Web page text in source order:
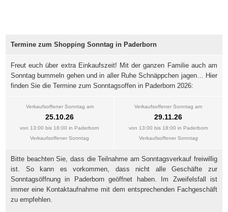
Termine zum Shopping Sonntag in Paderborn
Freut euch über extra Einkaufszeit! Mit der ganzen Familie auch am
Sonntag bummeln gehen und in aller Ruhe Schnäppchen jagen… Hier
finden Sie die Termine zum Sonntagsoffen in Paderborn 2026:
Verkaufsoffener Sonntag am
25.10.26
von 13:00 bis 18:00 in Paderborn
Verkaufsoffener Sonntag
Verkaufsoffener Sonntag am
29.11.26
von 13:00 bis 18:00 in Paderborn
Verkaufsoffener Sonntag
Bitte beachten Sie, dass die Teilnahme am Sonntagsverkauf freiwillig
ist. So kann es vorkommen, dass nicht alle Geschäfte zur
Sonntagsöffnung in Paderborn geöffnet haben. Im Zweifelsfall ist
immer eine Kontaktaufnahme mit dem entsprechenden Fachgeschäft
zu empfehlen.